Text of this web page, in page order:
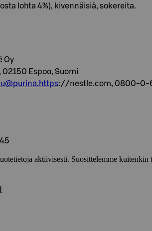
lohta 4%), kivennäisiä, sokereita.
Oy
02150 Espoo, Suomi
://nestle.com, 0800-0-
aktiivisesti. Suosittelemme kuitenkin